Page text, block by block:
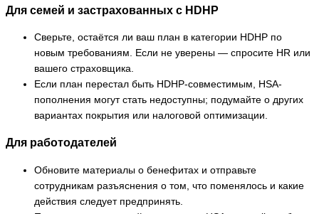
Для семей и застрахованных с HDHP
Сверьте, остаётся ли ваш план в категории HDHP по
новым требованиям. Если не уверены — спросите HR или
вашего страховщика.
Если план перестал быть HDHP-совместимым, HSA-
пополнения могут стать недоступны; подумайте о других
вариантах покрытия или налоговой оптимизации.
Для работодателей
Обновите материалы о бенефитах и отправьте
сотрудникам разъяснения о том, что поменялось и какие
действия следует предпринять.